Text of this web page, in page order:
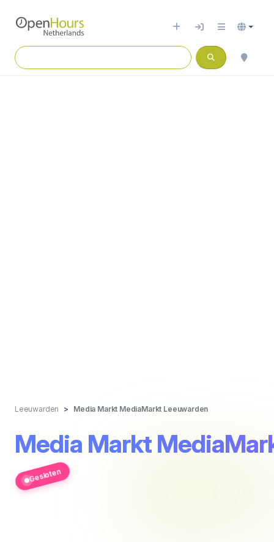
Leeuwarden Media Markt MediaMarkt Leeuwarden
Media Markt
Gesloten